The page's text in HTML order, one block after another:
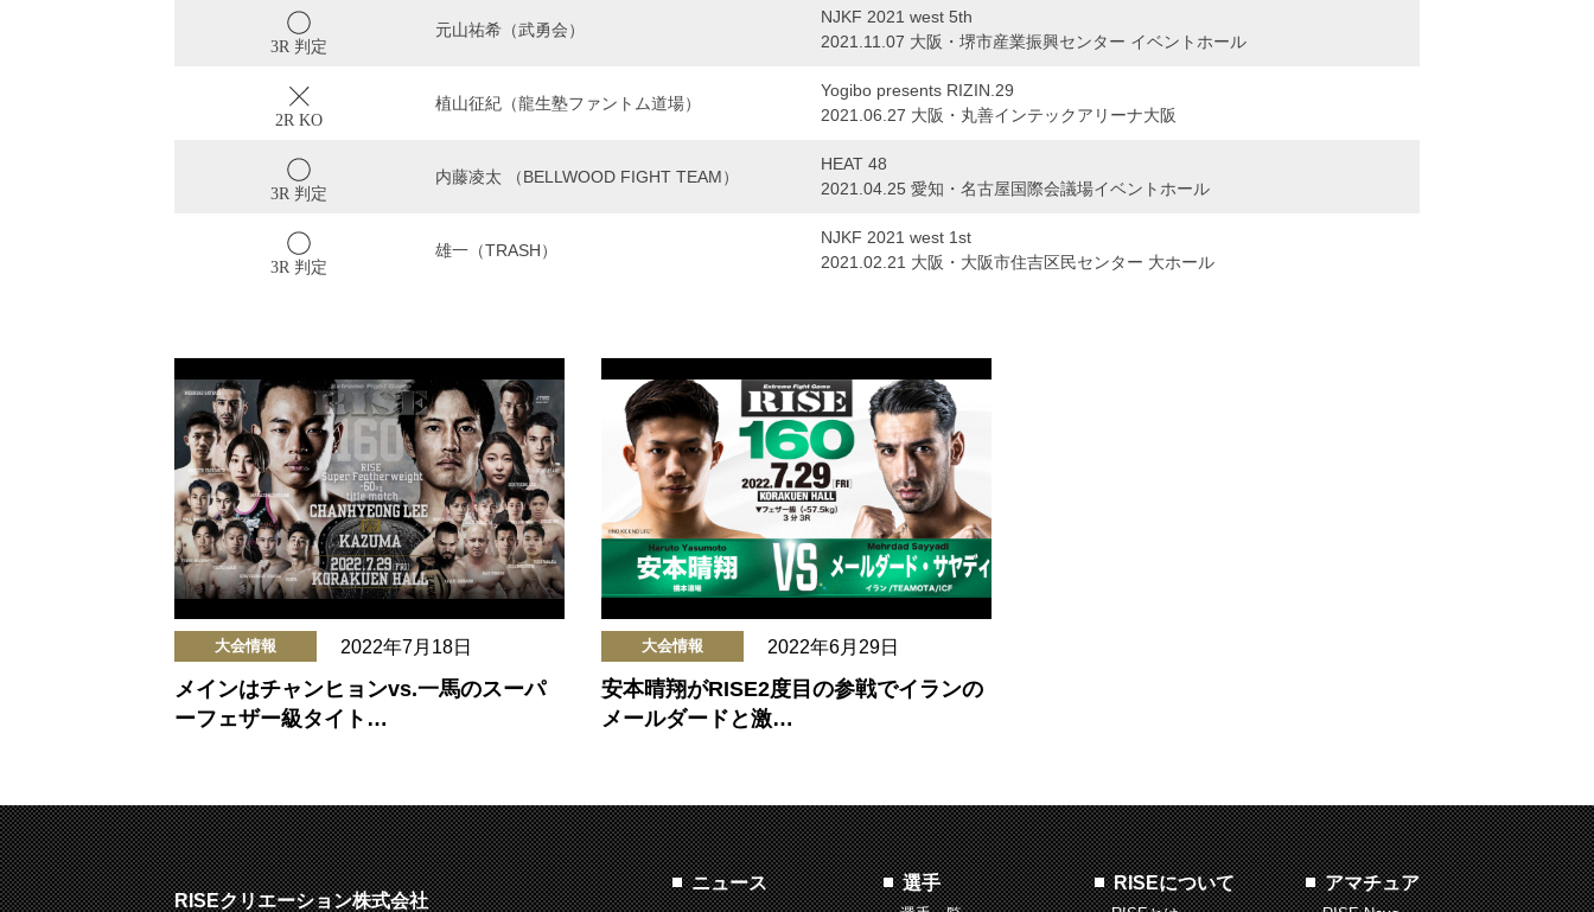
3R 判定
元山祐希（武勇会）
NJKF 2021 west 5th
2021.11.07 大阪・堺市産業振興センター イベントホール
2R KO
植山征紀（龍生塾ファントム道場）
Yogibo presents RIZIN.29
2021.06.27 大阪・丸善インテックアリーナ大阪
3R 判定
内藤凌太 （BELLWOOD FIGHT TEAM）
HEAT 48
2021.04.25 愛知・名古屋国際会議場イベントホール
3R 判定
雄一（TRASH）
NJKF 2021 west 1st
2021.02.21 大阪・大阪市住吉区民センター 大ホール
大会情報 2022年7月18日
メインはチャンヒョンvs.一馬のスーパ
ーフェザー級タイト…
大会情報 2022年6月29日
安本晴翔がRISE2度目の参戦でイランの
メールダードと激…
RISEクリエーション株式会社
ニュース 選手 RISEについて アマチュア